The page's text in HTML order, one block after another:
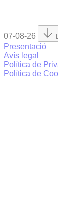
07-08-26
Presentació
Avís legal
Política de
Política de